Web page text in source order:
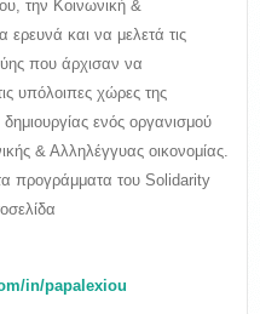
την Κοινωνική &
και να μελετά τις
που άρχισαν να
υπόλοιπες χώρες της
ενός οργανισμού
& Αλληλέγγυας οικονομίας.
τα προγράμματα του Solidarity
in/papalexiou